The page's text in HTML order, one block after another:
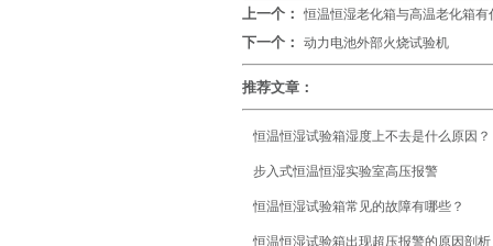
上一个：恒温恒湿老化箱与高温老化箱有
下一个： 动力电池外部火烧试验机
推荐文章：
恒温恒湿试验箱湿度上不去是什么原因？
步入式恒温恒湿实验室高压报警
恒温恒湿试验箱常见的故障有哪些？
恒温恒湿试验箱出现超压报警的原因剖析